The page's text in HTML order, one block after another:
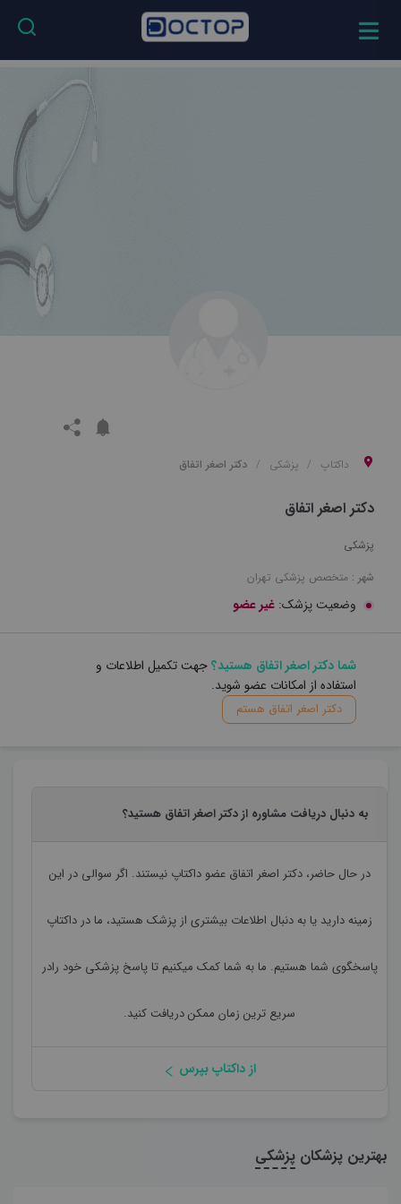
داکتاپ پزشکی دکتر اصغر اتفاق
دکتر اصغر اتفاق
پزشکی
شهر : متخصص پزشکی تهران
وضعیت پزشک: غیر عضو
شما دکتر اصغر اتفاق هستید؟جهت تکمیل اطلاعات و
استفاده از امکانات عضو شوید.
دکتر اصغر اتفاق هستم
به دنبال دریافت مشاوره از دکتر اصغر اتفاق هستید؟
در حال حاضر،دکتر اصغر اتفاق عضو داکتاپ نیستند. اگر سوالی در این
زمینه دارید یا به دنبال اطلاعات بیشتری از پزشک هستید، ما در داکتاپ
پاسخگوی شما هستیم. ما به شما کمک میکنیم تا پاسخ پزشکی خود رادر
سریع ترین زمان ممکن دریافت کنید.
از داکتاپ بپرس
بهترین پزشکان پزشکی